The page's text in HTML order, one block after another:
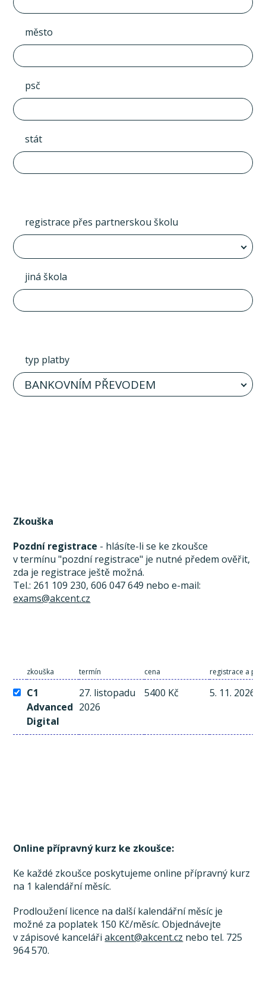
město
psč
stát
registrace přes partnerskou školu
jiná škola
typ platby
BANKOVNÍM PŘEVODEM
Zkouška
Pozdní registrace - hlásíte-li se ke zkoušce
v termínu "pozdní registrace" je nutné předem ověřit,
zda je registrace ještě možná.
Tel.: 261 109 230, 606 047 649 nebo e-mail:
exams@akcent.cz
zkouška termín cena registrace a
C1
Advanced
Digital
27. listopadu
2026
5400 Kč 5. 11. 2026
Online přípravný kurz ke zkoušce:
Ke každé zkoušce poskytujeme online přípravný kurz
na 1 kalendářní měsíc.
Prodloužení licence na další kalendářní měsíc je
možné za poplatek 150 Kč/měsíc. Objednávejte
v zápisové kancelářiakcent@akcent.cz nebo tel. 725
964 570.